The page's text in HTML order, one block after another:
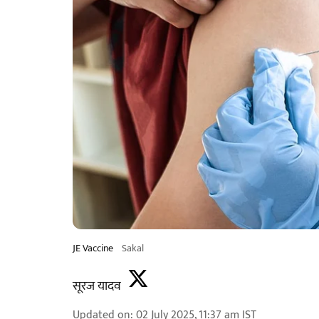
JE Vaccine Sakal
सूरज यादव
Updated on:02 July 2025, 11:37 am IST